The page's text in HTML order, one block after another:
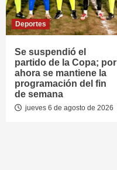
Deportes
Se suspendió el
partido de la Copa; por
ahora se mantiene la
programación del fin
de semana
jueves 6 de agosto de 2026